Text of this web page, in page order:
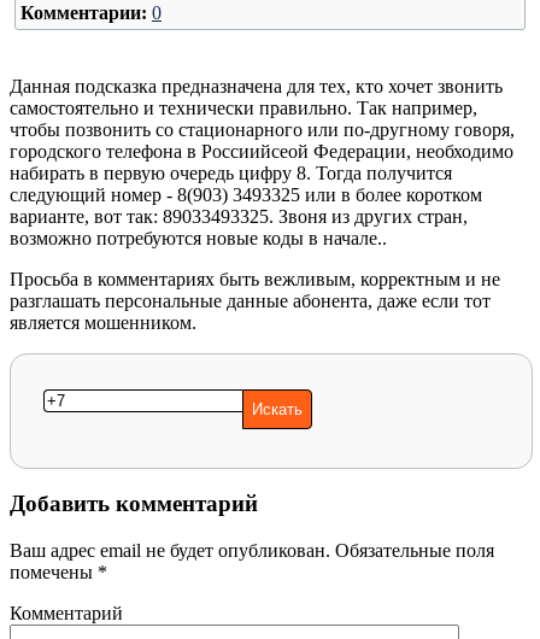
Комментарии: 0
Данная подсказка предназначена для тех, кто хочет звонить
самостоятельно и технически правильно. Так например,
чтобы позвонить со стационарного или по-другному говоря,
городского телефона в Россиийсеой Федерации, необходимо
набирать в первую очередь цифру 8. Тогда получится
следующий номер - 8(903) 3493325 или в более коротком
варианте, вот так: 89033493325. Звоня из других стран,
возможно потребуются новые коды в начале..
Просьба в комментариях быть вежливым, корректным и не
разглашать персональные данные абонента, даже если тот
является мошенником.
Добавить комментарий
Ваш адрес email не будет опубликован. Обязательные поля
помечены *
Комментарий